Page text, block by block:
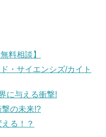
料相談】
・サイエンシズ/カイト
に与える衝撃!
の未来!?
る！？